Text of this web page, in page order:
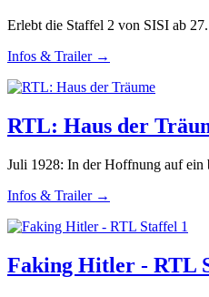
Erlebt die Staffel 2 von SISI ab
Infos & Trailer →
RTL: Haus der
Juli 1928: In der Hoffnung auf ein
Infos & Trailer →
Faking Hitler - RTL